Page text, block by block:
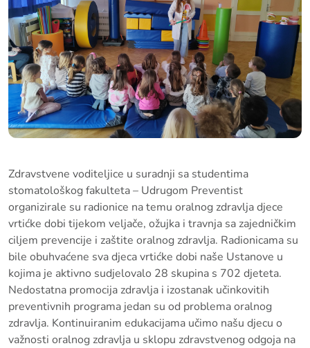
Zdravstvene voditeljice u suradnji sa studentima
stomatološkog fakulteta – Udrugom Preventist
organizirale su radionice na temu oralnog zdravlja djece
vrtićke dobi tijekom veljače, ožujka i travnja sa zajedničkim
ciljem prevencije i zaštite oralnog zdravlja. Radionicama su
bile obuhvaćene sva djeca vrtićke dobi naše Ustanove u
kojima je aktivno sudjelovalo 28 skupina s 702 djeteta.
Nedostatna promocija zdravlja i izostanak učinkovitih
preventivnih programa jedan su od problema oralnog
zdravlja. Kontinuiranim edukacijama učimo našu djecu o
važnosti oralnog zdravlja u sklopu zdravstvenog odgoja na